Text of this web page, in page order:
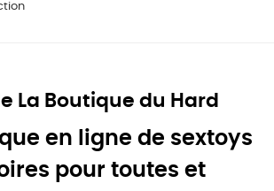
La Boutique du Hard
en ligne de sextoys
pour toutes et